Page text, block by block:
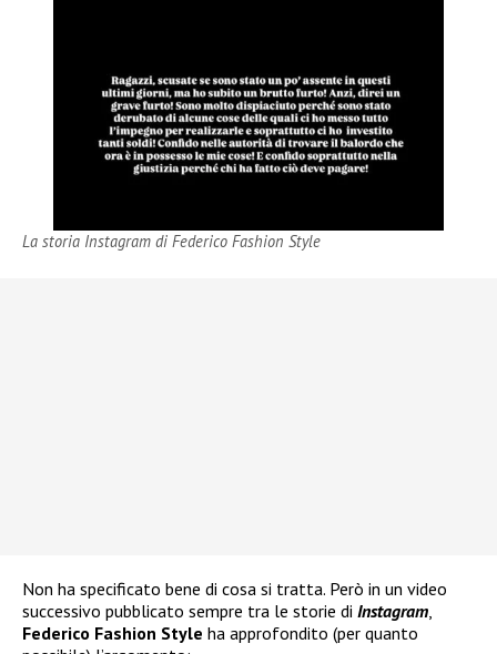
La storia Instagram di Federico Fashion Style
Non ha specificato bene di cosa si tratta. Però in un video
successivo pubblicato sempre tra le storie di Instagram
Federico Fashion Style ha approfondito (per quanto